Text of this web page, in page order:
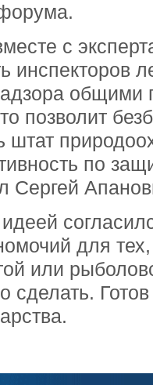
с
инспекторов
общими
позволит
штат
по
Сергей
для
или
сделать.